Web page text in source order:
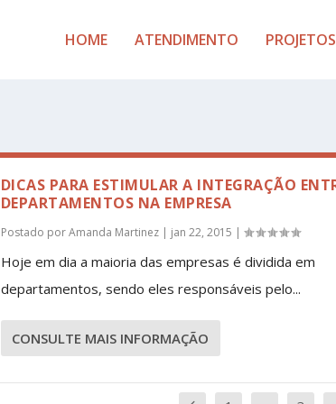
HOME ATENDIMENTO PROJETOS
DICAS PARA ESTIMULAR A INTEGRAÇÃO
DEPARTAMENTOS NA EMPRESA
Postado porAmanda Martinez| jan 22, 2015 |
Hoje em dia a maioria das empresas é dividida em
departamentos, sendo eles responsáveis pelo...
CONSULTE MAIS INFORMAÇÃO